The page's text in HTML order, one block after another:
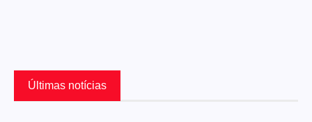
Últimas notícias